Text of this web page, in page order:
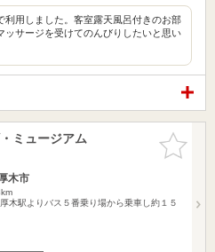
利用しました。客室露天風呂付きのお部
ッサージを受けてのんびりしたいと思い
お気に入
りに追加
ミュージアム
木市
木駅よりバス５番乗り場から乗車し約１５